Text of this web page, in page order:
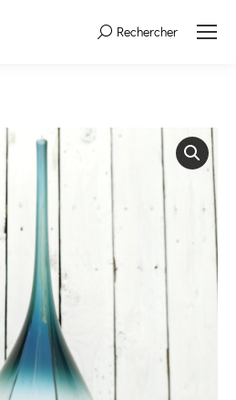
Search:Rechercher